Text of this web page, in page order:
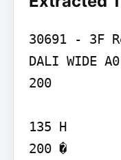
30691 - 3F
DALI WIDE
200
135 H
200 �